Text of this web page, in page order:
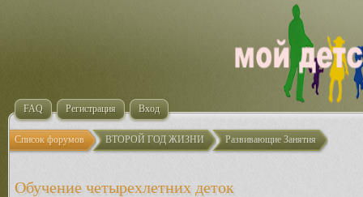
FAQ Регистрация Вход
Список форумов ВТОРОЙ ГОД ЖИЗНИ Развивающие Занятия
Обучение четырехлетних деток